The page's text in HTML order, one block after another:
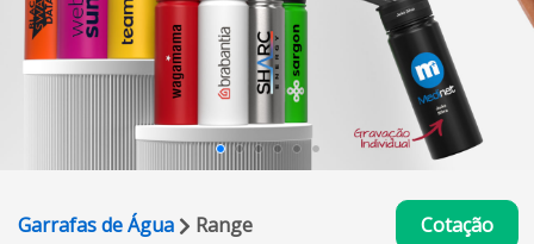
Garrafas de Água Range Cotação